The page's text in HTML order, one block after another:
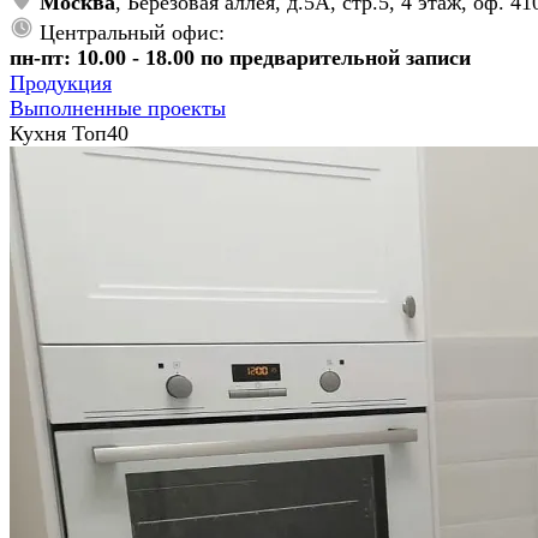
Центральный офис:
пн-пт: 10.00 - 18.00 по предварительной записи
Продукция
Выполненные проекты
Кухня Топ40